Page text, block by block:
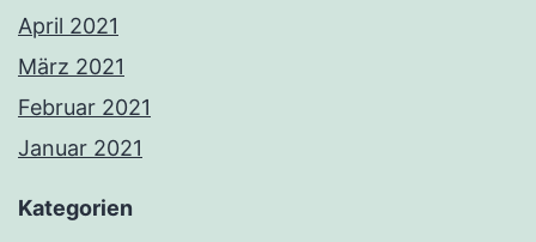
April 2021
März 2021
Februar 2021
Januar 2021
Kategorien